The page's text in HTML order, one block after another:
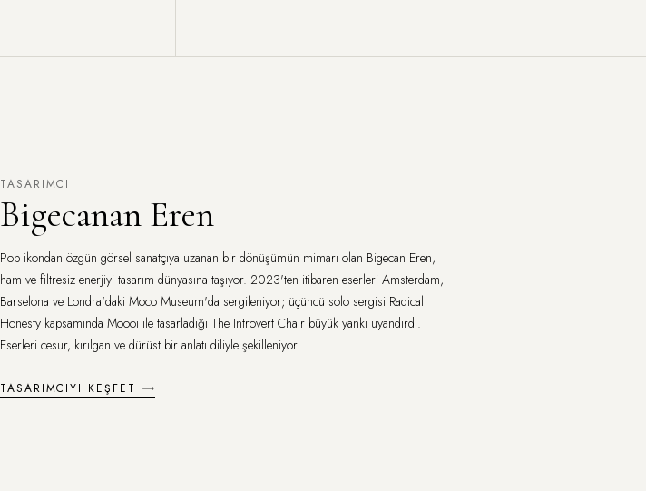
TASARIMCI
Bigecanan Eren
Pop ikondan özgün görsel sanatçıya uzanan bir dönüşümün mimarı olan Bigecan Eren,
ham ve filtresiz enerjiyi tasarım dünyasına taşıyor. 2023'ten itibaren eserleri Amsterdam,
Barselona ve Londra'daki Moco Museum'da sergileniyor; üçüncü solo sergisi Radical
Honesty kapsamında Moooi ile tasarladığı The Introvert Chair büyük yankı uyandırdı.
Eserleri cesur, kırılgan ve dürüst bir anlatı diliyle şekilleniyor.
TASARIMCIYI KEŞFET